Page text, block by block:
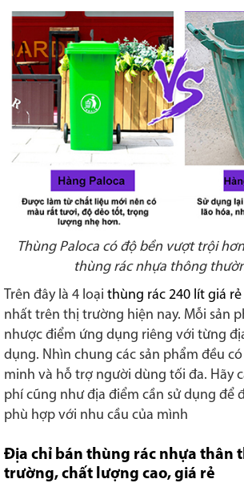
Thùng Paloca có độ bền vượt trội
thùng rác nhựa thông
Trên đây là 4 loại thùng rác 240 lít giá rẻ
nhất trên thị trường hiện nay. Mỗi sản
nhược điểm ứng dụng riêng với từng
dụng. Nhìn chung các sản phẩm đều
minh và hỗ trợ người dùng tối đa. Hãy
phí cũng như địa điểm cần sử dụng để
phù hợp với nhu cầu của mình
Địa chỉ bán thùng rác nhựa thân
trường, chất lượng cao, giá rẻ